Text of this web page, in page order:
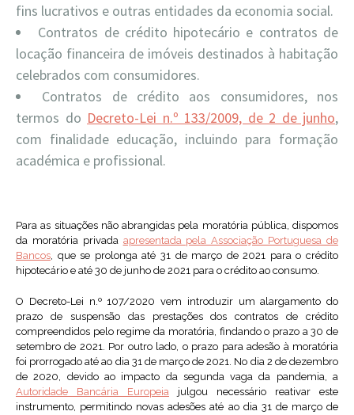
fins lucrativos e outras entidades da economia social.
Contratos de crédito hipotecário e contratos de
locação financeira de imóveis destinados à habitação
celebrados com consumidores.
Contratos de crédito aos consumidores, nos
termos do Decreto-Lei n.º 133/2009, de 2 de junho,
com finalidade educação, incluindo para formação
académica e profissional.
Para as situações não abrangidas pela moratória pública, dispomos
da moratória privada apresentada pela Associação Portuguesa de
Bancos, que se prolonga até 31 de março de 2021 para o crédito
hipotecário e até 30 de junho de 2021 para o crédito ao consumo.
O Decreto-Lei n.º 107/2020 vem introduzir um alargamento do
prazo de suspensão das prestações dos contratos de crédito
compreendidos pelo regime da moratória, findando o prazo a 30 de
setembro de 2021. Por outro lado, o prazo para adesão à moratória
foi prorrogado até ao dia 31 de março de 2021. No dia 2 de dezembro
de 2020, devido ao impacto da segunda vaga da pandemia, a
Autoridade Bancária Europeia julgou necessário reativar este
instrumento, permitindo novas adesões até ao dia 31 de março de